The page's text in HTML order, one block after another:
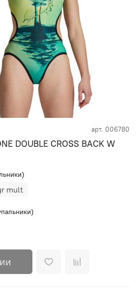
арт. 006780
DOUBLE CROSS BACK W
mult